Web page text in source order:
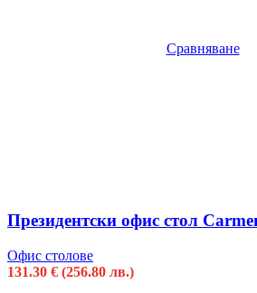
Сравняване
Президентски офис стол
Офис столове
131.30 € (256.80 лв.)